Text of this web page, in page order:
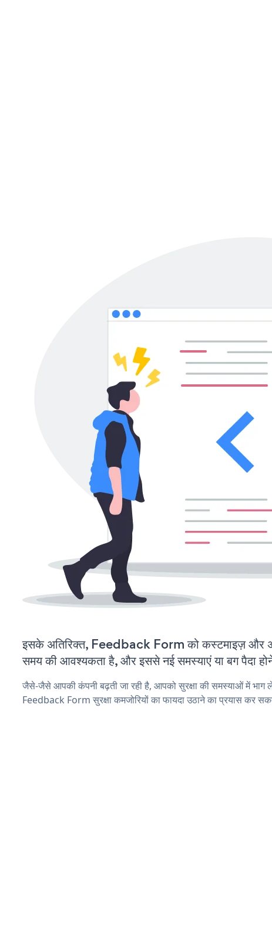
इसके अतिरिक्त, Feedback Form को कस्टमाइज़ और
समय की आवश्यकता है, और इससे नई समस्याएं या बग पैदा
जैसे-जैसे आपकी कंपनी बढ़ती जा रही है, आपको सुरक्षा की समस्याओं में भाग
Feedback Form सुरक्षा कमजोरियों का फायदा उठाने का प्रयास कर